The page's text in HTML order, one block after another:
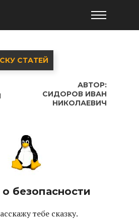
СТАТЕЙ
АВТОР:
СИДОРОВ ИВАН
НИКОЛАЕВИЧ
о безопасности
тебе сказку.